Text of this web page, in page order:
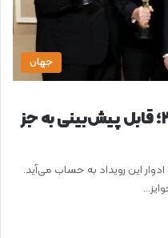
جهان
نگاهی تحلیلی به اسکار ۲۰۲۳؛ قابل پیش‌بینی به جز
این رویداد به حساب می‌آید.